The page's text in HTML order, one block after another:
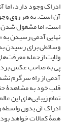
ادراک وجود دارد،
آن است. به‌ هر روی
است، اما مشغول شدن
نهایی آدمی رسیدن به
وسائطی برای رسیدن
ولایت ازجمله
پی به صاحب عکس
آدمی از راه سرگرم
قلب خود به مشاهدۀ
تمام زیبایی‌های این
ادراک آن بدون
همۀ کمالات خواهد